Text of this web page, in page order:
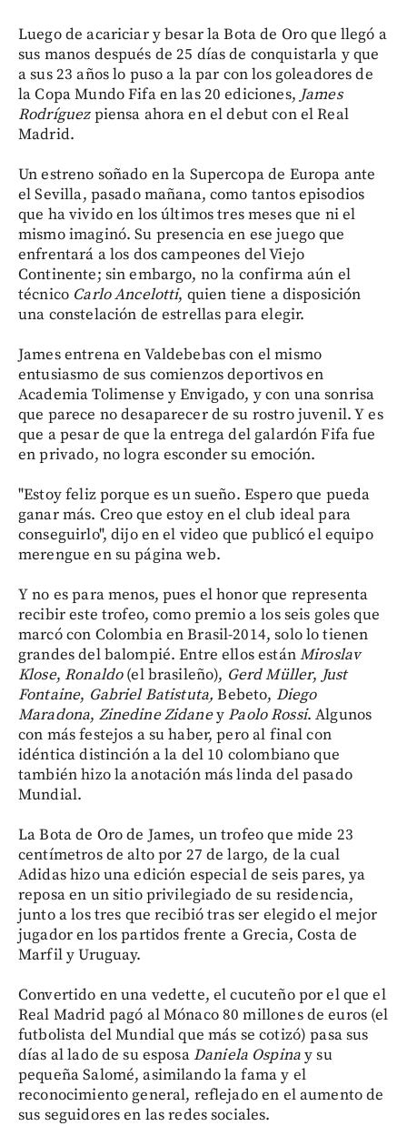
Luego de acariciar y besar la Bota de Oro que llegó a
sus manos después de 25 días de conquistarla y que
a sus 23 años lo puso a la par con los goleadores de
la Copa Mundo Fifa en las 20 ediciones, James
Rodríguezpiensa ahora en el debut con el Real
Madrid.
Un estreno soñado en la Supercopa de Europa ante
el Sevilla, pasado mañana, como tantos episodios
que ha vivido en los últimos tres meses que ni el
mismo imaginó. Su presencia en ese juego que
enfrentará a los dos campeones del Viejo
Continente; sin embargo, no la confirma aún el
técnico Carlo Ancelotti, quien tiene a disposición
una constelación de estrellas para elegir.
James entrena en Valdebebas con el mismo
entusiasmo de sus comienzos deportivos en
Academia Tolimense y Envigado, y con una sonrisa
que parece no desaparecer de su rostro juvenil. Y es
que a pesar de que la entrega del galardón Fifa fue
en privado, no logra esconder su emoción.
"Estoy feliz porque es un sueño. Espero que pueda
ganar más. Creo que estoy en el club ideal para
conseguirlo", dijo en el video que publicó el equipo
merengue en su página web.
Y no es para menos, pues el honor que representa
recibir este trofeo, como premio a los seis goles que
marcó con Colombia en Brasil-2014, solo lo tienen
grandes del balompié. Entre ellos estánMiroslav
Klose,Ronaldo(el brasileño), Gerd Müller, Just
Fontaine, Gabriel Batistuta, Bebeto, Diego
Maradona, Zinedine ZidaneyPaolo Rossi. Algunos
con más festejos a su haber, pero al final con
idéntica distinción a la del 10 colombiano que
también hizo la anotación más linda del pasado
Mundial.
La Bota de Oro de James, un trofeo que mide 23
centímetros de alto por 27 de largo, de la cual
Adidas hizo una edición especial de seis pares, ya
reposa en un sitio privilegiado de su residencia,
junto a los tres que recibió tras ser elegido el mejor
jugador en los partidos frente a Grecia, Costa de
Marfil y Uruguay.
Convertido en una vedette, el cucuteño por el que el
Real Madrid pagó al Mónaco 80 millones de euros (el
futbolista del Mundial que más se cotizó) pasa sus
días al lado de su esposaDaniela Ospinay su
pequeña Salomé, asimilando la fama y el
reconocimiento general, reflejado en el aumento de
sus seguidores en las redes sociales.